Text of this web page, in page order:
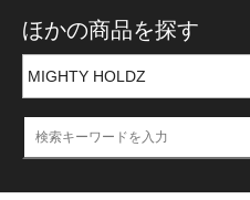
ほかの商品を探す